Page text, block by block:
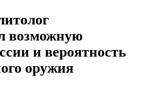
возможную
и вероятность
оружия